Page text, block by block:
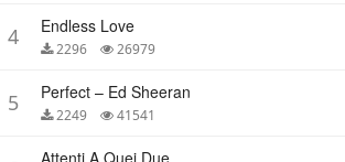
4 Endless Love
2296 26979
5 Perfect – Ed Sheeran
2249 41541
Attenti A Quei Due